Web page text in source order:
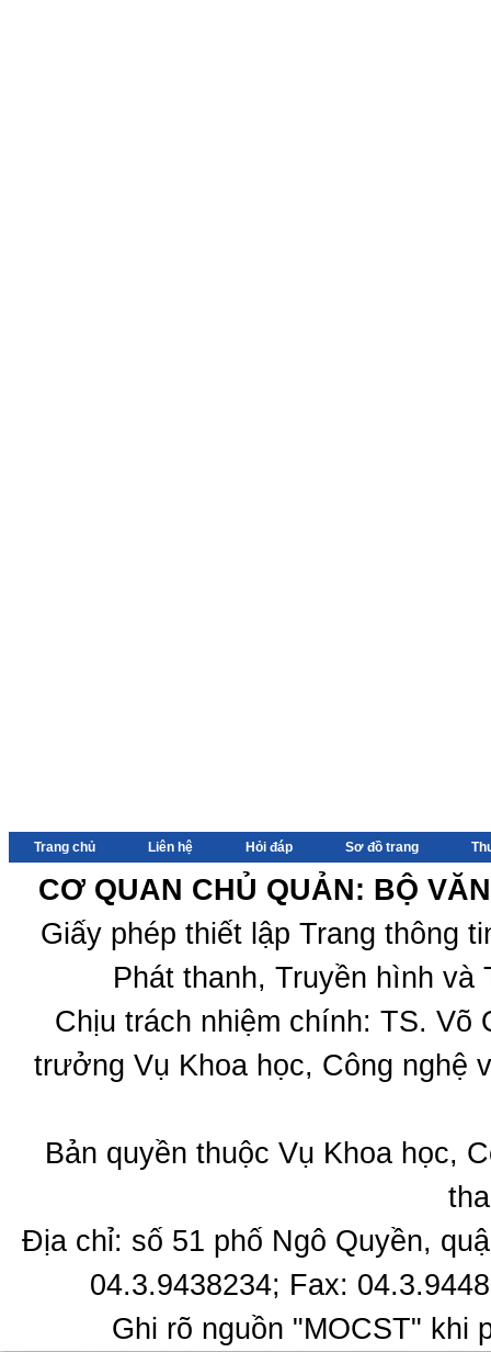
Trang chủ Liên hệ Hỏi đáp Sơ đồ trang
CƠ QUAN CHỦ QUẢN: BỘ
Giấy phép thiết lập Trang thông
Phát thanh, Truyền hình
Chịu trách nhiệm chính: TS.
trưởng Vụ Khoa học, Công nghệ
Bản quyền thuộc Vụ Khoa học,
Địa chỉ: số 51 phố Ngô Quyền,
04.3.9438234; Fax:
Ghi rõ nguồn "MOCST" khi